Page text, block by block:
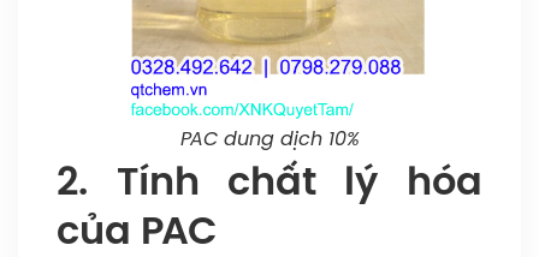
PAC dung dịch 10%
2. Tính chất lý hóa
của PAC